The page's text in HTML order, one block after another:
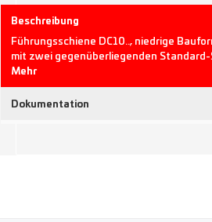
Beschreibung
Führungsschiene DC10.., niedrige
mit zwei gegenüberliegenden
Mehr
Dokumentation